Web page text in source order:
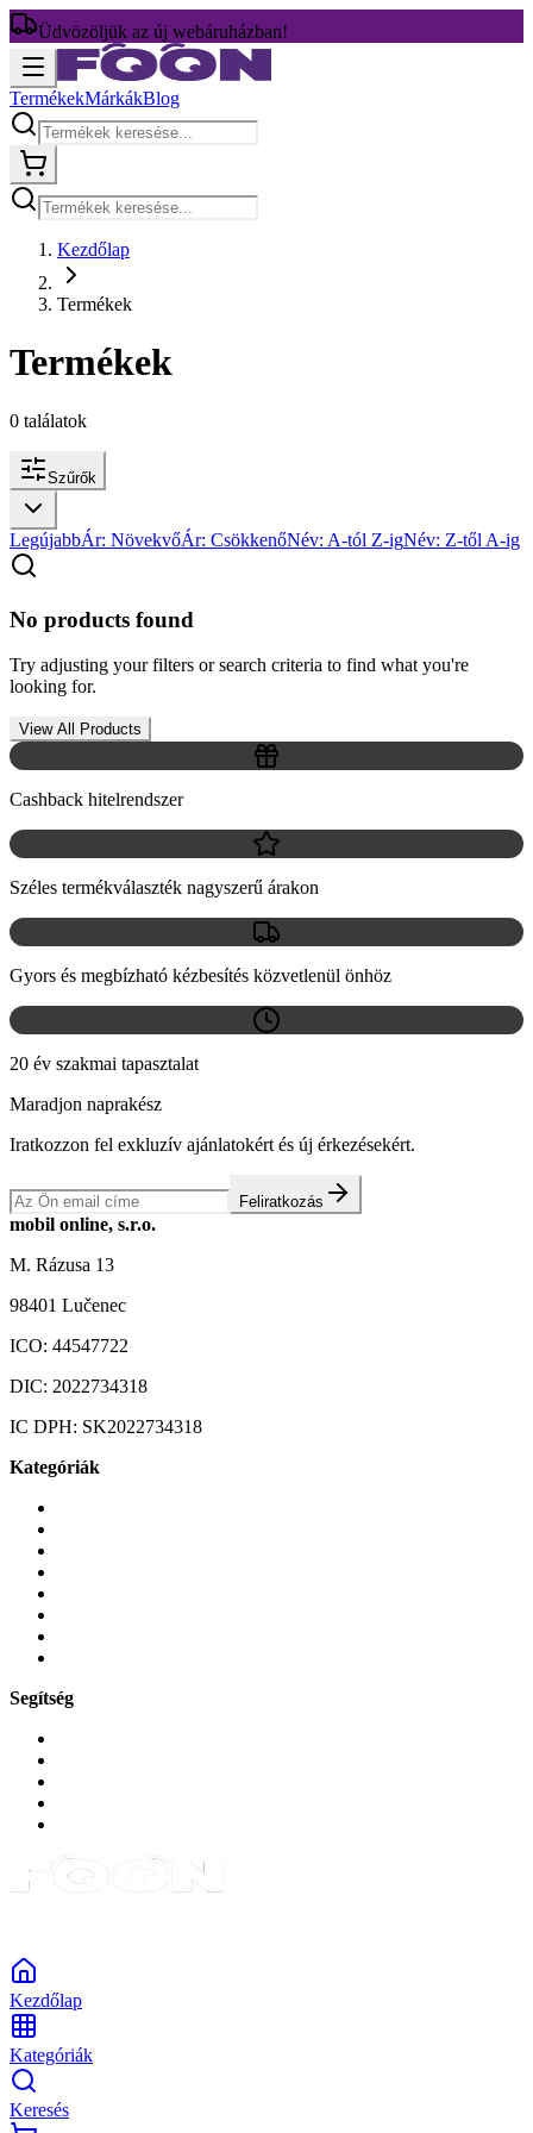
Üdvözöljük az új webáruházban!
TermékekMárkákBlog
Kezdőlap
Termékek
Termékek
0 találatok
Szűrők
LegújabbÁr: NövekvőÁr: CsökkenőNév: A-tól Z-igNév: Z-től A-ig
No products found
Try adjusting your filters or search criteria to find what you're
looking for.
View All Products
Cashback hitelrendszer
Széles termékválaszték nagyszerű árakon
Gyors és megbízható kézbesítés közvetlenül önhöz
20 év szakmai tapasztalat
Maradjon naprakész
Iratkozzon fel exkluzív ajánlatokért és új érkezésekért.
Feliratkozás
mobil online, s.r.o.
M. Rázusa 13
98401 Lučenec
ICO: 44547722
DIC: 2022734318
IC DPH: SK2022734318
Kategóriák
Segítség
Kezdőlap
Kategóriák
Keresés